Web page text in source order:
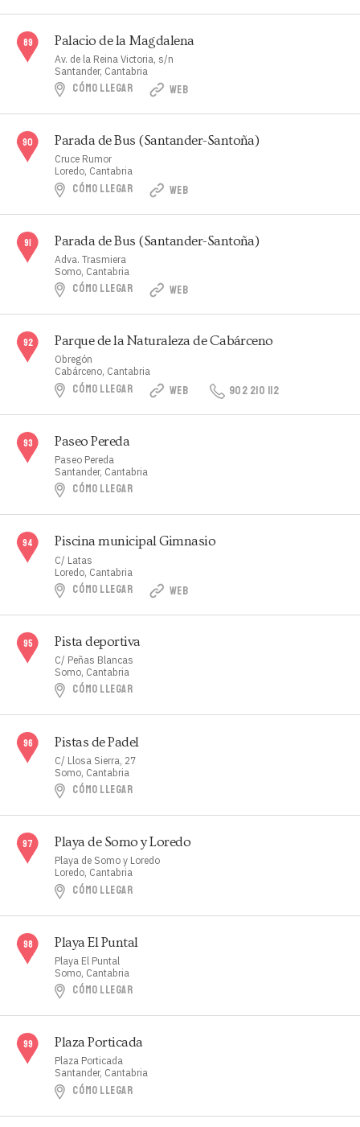
Palacio de la Magdalena
Av. de la Reina Victoria, s/n
Santander, Cantabria
CÓMO LLEGAR WEB
Parada de Bus (Santander-Santoña)
Cruce Rumor
Loredo, Cantabria
CÓMO LLEGAR WEB
Parada de Bus (Santander-Santoña)
Adva. Trasmiera
Somo, Cantabria
CÓMO LLEGAR WEB
Parque de la Naturaleza de Cabárceno
Obregón
Cabárceno, Cantabria
CÓMO LLEGAR WEB 902 210 112
Paseo Pereda
Paseo Pereda
Santander, Cantabria
CÓMO LLEGAR
Piscina municipal Gimnasio
C/ Latas
Loredo, Cantabria
CÓMO LLEGAR WEB
Pista deportiva
C/ Peñas Blancas
Somo, Cantabria
CÓMO LLEGAR
Pistas de Padel
C/ Llosa Sierra, 27
Somo, Cantabria
CÓMO LLEGAR
Playa de Somo y Loredo
Playa de Somo y Loredo
Loredo, Cantabria
CÓMO LLEGAR
Playa El Puntal
Playa El Puntal
Somo, Cantabria
CÓMO LLEGAR
Plaza Porticada
Plaza Porticada
Santander, Cantabria
CÓMO LLEGAR